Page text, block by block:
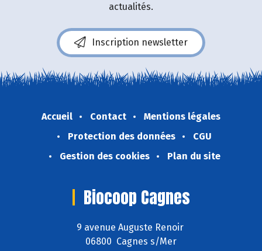
actualités.
Inscription newsletter
Accueil Contact
Mentions légales
Protection des données
CGU
Gestion des cookies
Plan du site
Biocoop Cagnes
9 avenue Auguste Renoir
06800 Cagnes s/Mer